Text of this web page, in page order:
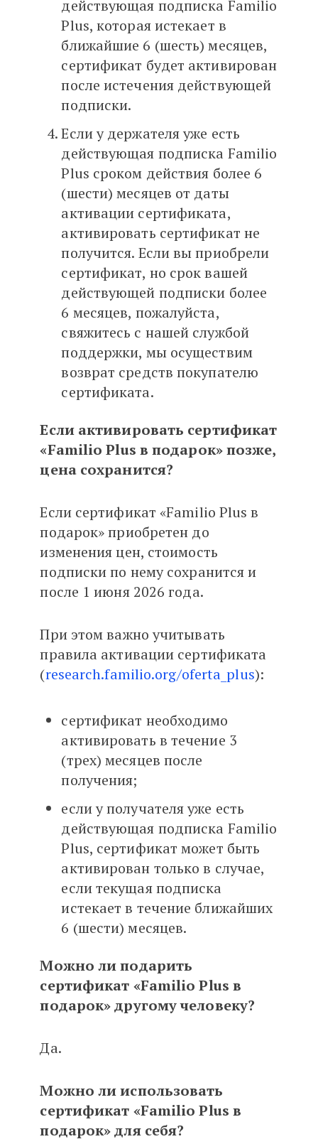
действующая подписка Familio
Plus, которая истекает в
ближайшие 6 (шесть) месяцев,
сертификат будет активирован
после истечения действующей
подписки.
Если у держателя уже есть
действующая подписка Familio
Plus сроком действия более 6
(шести) месяцев от даты
активации сертификата,
активировать сертификат не
получится. Если вы приобрели
сертификат, но срок вашей
действующей подписки более
6 месяцев, пожалуйста,
свяжитесь с нашей службой
поддержки, мы осуществим
возврат средств покупателю
сертификата.
Если активировать сертификат
«Familio Plus в подарок» позже,
цена сохранится?
Если сертификат «Familio Plus в
подарок» приобретен до
изменения цен, стоимость
подписки по нему сохранится и
после 1 июня 2026 года.
При этом важно учитывать
правила активации сертификата
(research.familio.org/oferta_plus):
сертификат необходимо
активировать в течение 3
(трех) месяцев после
получения;
если у получателя уже есть
действующая подписка Familio
Plus, сертификат может быть
активирован только в случае,
если текущая подписка
истекает в течение ближайших
6 (шести) месяцев.
Можно ли подарить
сертификат «Familio Plus в
подарок» другому человеку?
Да.
Можно ли использовать
сертификат «Familio Plus в
подарок» для себя?